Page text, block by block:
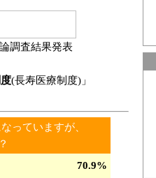
調査結果発表
(長寿医療制度)」
っていますが、
70.9%